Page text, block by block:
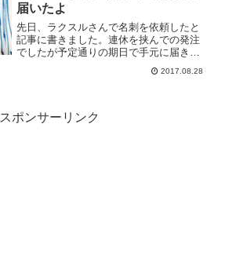
届いたよ
先日、ラクスルさんで名刺を依頼したと
記事に書きました。連休を挟んでの発注
でしたが予定通りの期日で手元に届きま
したので簡単に共有します。小さな段ボ
ール箱を佐川急便さんが届けてくれまし
2017.08.28
スポンサーリンク